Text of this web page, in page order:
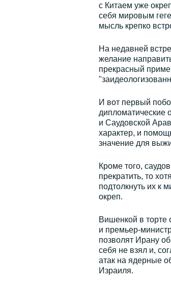
с Китаем уже
себя мировым
мысль крепко
На недавней
желание
прекрасный
И вот первый
дипломатические
и Саудовской
характер, и
значение для
Кроме того,
прекратить, то
подтолкнуть их к
окреп.
Вишенкой в торте
и премьер-
позволят Ирану
себя не взял и,
атак на ядерные
Израиля.